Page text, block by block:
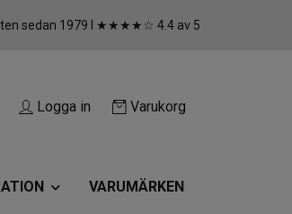
sedan 1979 I ★★★★☆ 4.4 av 5
Logga in Varukorg
VARUMÄRKEN